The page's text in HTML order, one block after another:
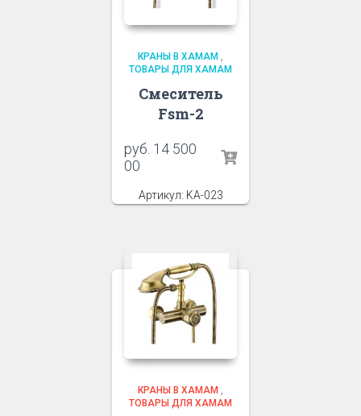
КРАНЫ В ХАМАМ ,
ТОВАРЫ ДЛЯ ХАМАМ
Смеситель
Fsm-2
руб. 14 500
00
Артикул: KA-023
КРАНЫ В ХАМАМ ,
ТОВАРЫ ДЛЯ ХАМАМ